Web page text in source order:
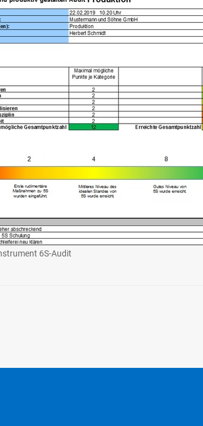
6S-Audit